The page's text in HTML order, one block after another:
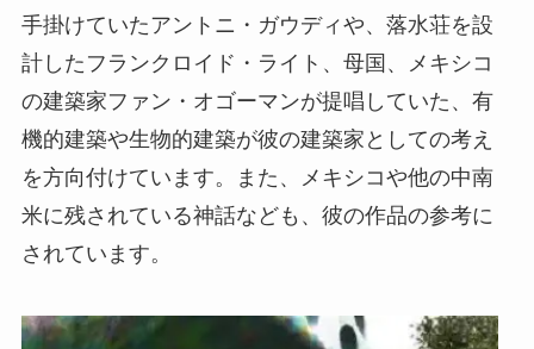
手掛けていたアントニ・ガウディや、落水荘を設
計したフランクロイド・ライト、母国、メキシコ
の建築家ファン・オゴーマンが提唱していた、有
機的建築や生物的建築が彼の建築家としての考え
を方向付けています。また、メキシコや他の中南
米に残されている神話なども、彼の作品の参考に
されています。